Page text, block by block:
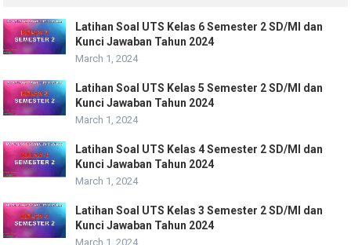
Latihan Soal UTS Kelas 6 Semester 2 SD/MI dan
Kunci Jawaban Tahun 2024
March 1, 2024
Latihan Soal UTS Kelas 5 Semester 2 SD/MI dan
Kunci Jawaban Tahun 2024
March 1, 2024
Latihan Soal UTS Kelas 4 Semester 2 SD/MI dan
Kunci Jawaban Tahun 2024
March 1, 2024
Latihan Soal UTS Kelas 3 Semester 2 SD/MI dan
Kunci Jawaban Tahun 2024
March 1, 2024